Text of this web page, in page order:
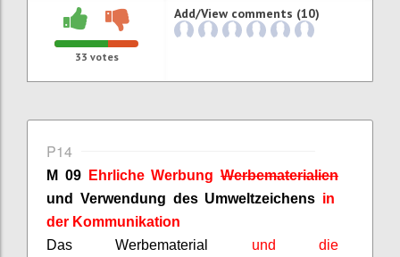
33 votes
Add/View comments (10)
P14
M 09 Ehrliche Werbung Werbematerialien
und Verwendung des Umweltzeichens in
der Kommunikation
Das Werbematerial und die